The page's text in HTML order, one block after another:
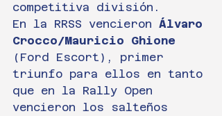
competitiva división.
En la RRSS vencieron Álvaro
Crocco/Mauricio Ghione
(Ford Escort), primer
triunfo para ellos en tanto
que en la Rally Open
vencieron los salteños